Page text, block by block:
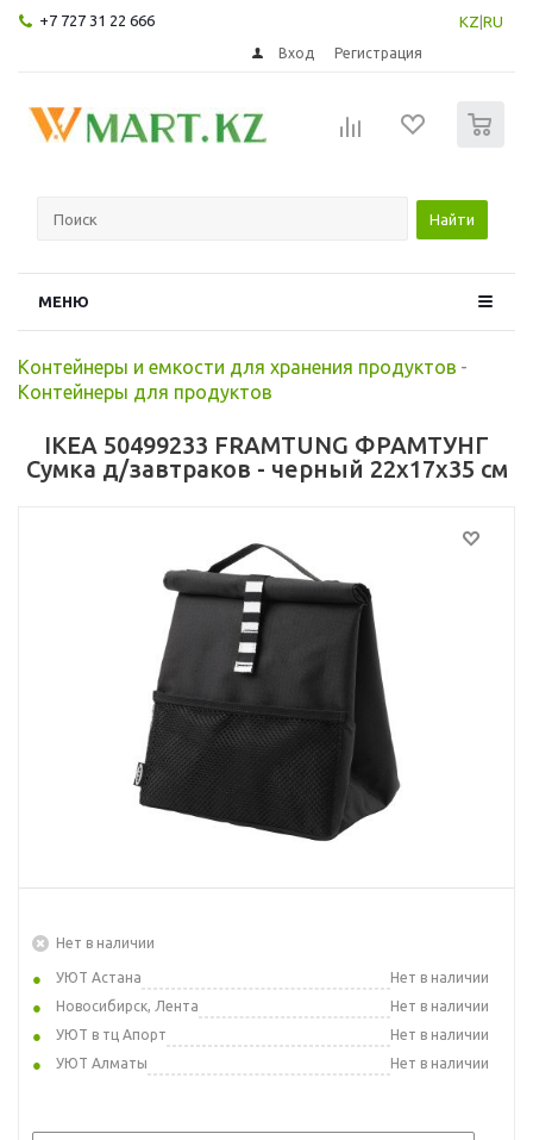
+7 727 31 22 666 KZ RU
Вход Регистрация
Найти
МЕНЮ
Контейнеры и емкости для хранения продуктов -
Контейнеры для продуктов
IKEA 50499233 FRAMTUNG ФРАМТУНГ
Сумка д/завтраков - черный 22x17x35 см
Нет в наличии
УЮТ Астана
Нет в наличии
Новосибирск, Лента
Нет в наличии
УЮТ в тц Апорт
Нет в наличии
УЮТ Алматы
Нет в наличии